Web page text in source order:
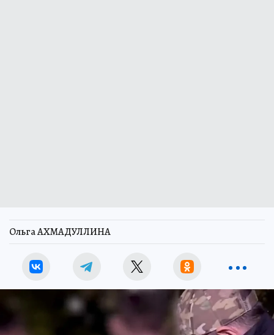
Ольга АХМАДУЛЛИНА